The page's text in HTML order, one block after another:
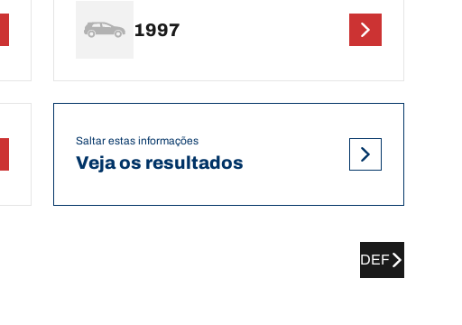
1997
Saltar estas informações
Veja os resultados
DEF